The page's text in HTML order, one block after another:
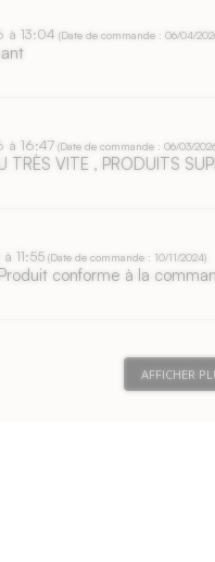
à 13:04 (Date de commande : 06/04/
à 16:47 (Date de commande : 06/03/
TRÈS VITE , PRODUITS
11:55 (Date de commande : 10/11/2024)
conforme à la
(Date de commande : 28/10/2024)
conforme au site et
AFFICHER